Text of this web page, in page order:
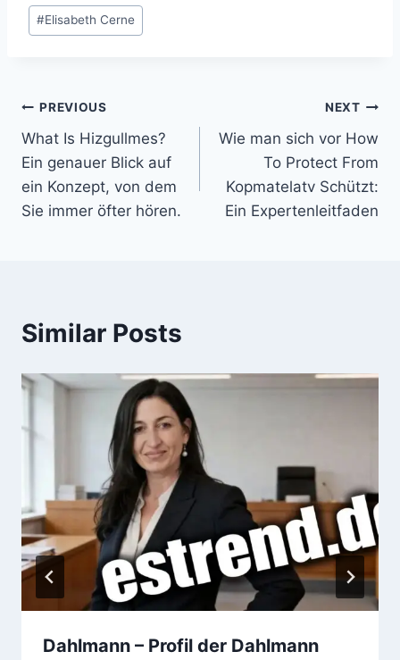
Post
Tags:
#Elisabeth Cerne
Post
navigation
PREVIOUS
What Is Hizgullmes?
Ein genauer Blick auf
ein Konzept, von dem
Sie immer öfter hören.
NEXT
Wie man sich vor How
To Protect From
Kopmatelatv Schützt:
Ein Expertenleitfaden
Similar Posts
Dahlmann – Profil der Dahlmann